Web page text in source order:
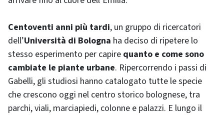
Centoventi anni più tardi, un gruppo di ricercatori
dell’Università di Bologna ha deciso di ripetere lo
stesso esperimento per capire quanto e come sono
cambiate le piante urbane. Ripercorrendo i passi di
Gabelli, gli studiosi hanno catalogato tutte le specie
che crescono oggi nel centro storico bolognese, tra
parchi, viali, marciapiedi, colonne e palazzi. E lungo il